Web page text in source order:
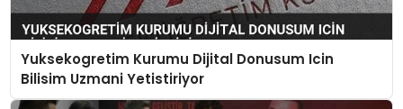
Yuksekogretim Kurumu Dijital Donusum Icin
Bilisim Uzmani Yetistiriyor